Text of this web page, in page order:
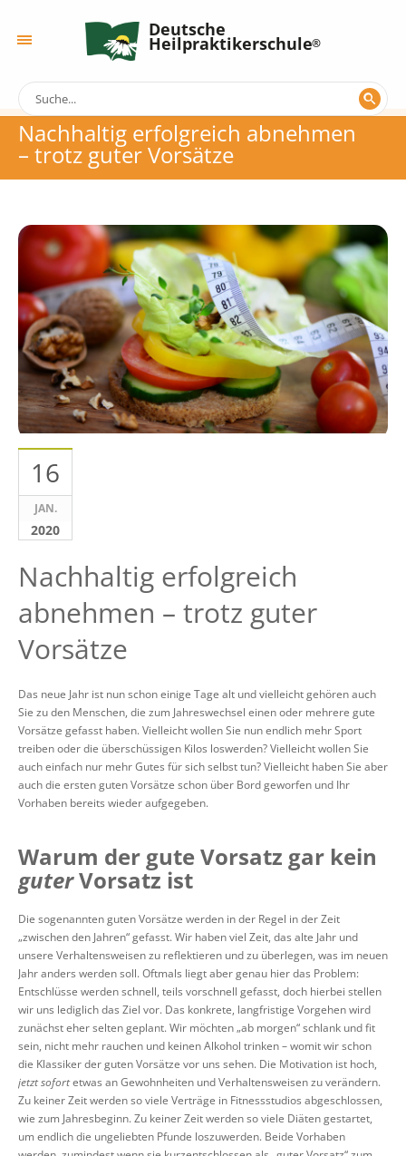
Deutsche
Heilpraktikerschule
Nachhaltig erfolgreich abnehmen
– trotz guter Vorsätze
16
JAN.
2020
Nachhaltig erfolgreich
abnehmen – trotz guter
Vorsätze
Das neue Jahr ist nun schon einige Tage alt und vielleicht gehören auch
Sie zu den Menschen, die zum Jahreswechsel einen oder mehrere gute
Vorsätze gefasst haben. Vielleicht wollen Sie nun endlich mehr Sport
treiben oder die überschüssigen Kilos loswerden? Vielleicht wollen Sie
auch einfach nur mehr Gutes für sich selbst tun? Vielleicht haben Sie aber
auch die ersten guten Vorsätze schon über Bord geworfen und Ihr
Vorhaben bereits wieder aufgegeben.
Warum der gute Vorsatz gar kein
guterVorsatz ist
Die sogenannten guten Vorsätze werden in der Regel in der Zeit
„zwischen den Jahren“ gefasst. Wir haben viel Zeit, das alte Jahr und
unsere Verhaltensweisen zu reflektieren und zu überlegen, was im neuen
Jahr anders werden soll. Oftmals liegt aber genau hier das Problem:
Entschlüsse werden schnell, teils vorschnell gefasst, doch hierbei stellen
wir uns lediglich das Ziel vor. Das konkrete, langfristige Vorgehen wird
zunächst eher selten geplant. Wir möchten „ab morgen“ schlank und fit
sein, nicht mehr rauchen und keinen Alkohol trinken – womit wir schon
die Klassiker der guten Vorsätze vor uns sehen. Die Motivation ist hoch,
jetzt sofortetwas an Gewohnheiten und Verhaltensweisen zu verändern.
Zu keiner Zeit werden so viele Verträge in Fitnessstudios abgeschlossen,
wie zum Jahresbeginn. Zu keiner Zeit werden so viele Diäten gestartet,
um endlich die ungeliebten Pfunde loszuwerden. Beide Vorhaben